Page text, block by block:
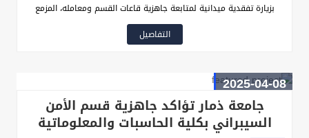
بزيارة تفقدية ميدانية لمتابعة جاهزية قاعات القسم ومعامله، المزمع
افتتاحها رسميا مطلع الأسبوع المقبل، في خطوة تُعد من أبرز الإنجازات
الأكاديمية التي تشهدها الجامعة مؤخراً.
التفاصيل
2025-04-08
جامعة ذمار تؤاكد جاهزية قسم الأمن
السيبراني بكلية الحاسبات والمعلوماتية